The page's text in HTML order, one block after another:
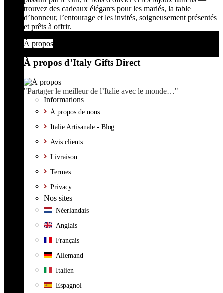
trouvez des cadeaux élégants pour les mariés, la table
d’honneur, l’entourage et les invités, soigneusement présentés
et prêts à offrir.
À propos
À propos d’Italy Gifts Direct
"Partager le meilleur de l’Italie avec le monde…"
Informations
À propos de nous
Italie Artisanale - Blog
Avis clients
Livraison
Termes
Privacy
Nos sites
Néerlandais
Anglais
Français
Allemand
Italien
Espagnol